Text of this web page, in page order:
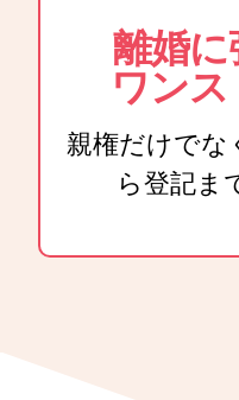
離婚に
ワン
親権だけでな
ら登記ま